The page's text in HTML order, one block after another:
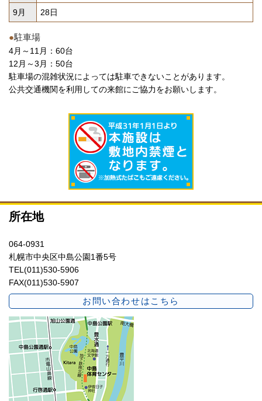
9月 28日
●駐車場
4月～11月：60台
12月～3月：50台
駐車場の混雑状況によっては駐車できないことがあります。
公共交通機関を利用しての来館にご協力をお願いします。
所在地
064-0931
札幌市中央区中島公園1番5号
TEL(011)530-5906
FAX(011)530-5907
お問い合わせはこちら